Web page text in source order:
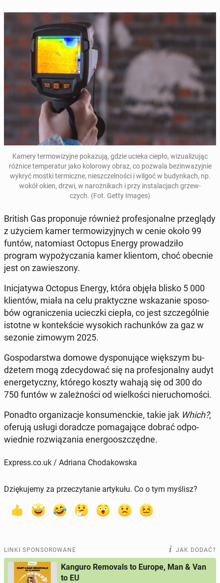
Kamery ter­mo­wi­zyj­ne po­ka­zu­ją, gdzie ucieka ciepło, wi­zu­ali­zu­jąc
różnice tem­pe­ra­tur jako ko­lo­ro­wy obraz, co pozwala bez­in­wa­zyj­nie
wykryć mostki ter­micz­ne, nie­szczel­no­ści i wilgoć w bu­dyn­kach, np.
wokół okien, drzwi, w na­roż­ni­kach i przy in­sta­la­cjach grzew­
czych. (Fot. Getty Images)
British Gas pro­po­nu­je również pro­fe­sjo­nal­ne prze­glą­dy
z użyciem kamer ter­mo­wi­zyj­nych w cenie około 99
funtów, na­to­miast Octopus Energy pro­wa­dzi­ło
program wy­po­ży­cza­nia kamer klien­tom, choć obecnie
jest on za­wie­szo­ny.
Ini­cja­ty­wa Octopus Energy, która objęła blisko 5 000
klien­tów, miała na celu prak­tycz­ne wska­za­nie spo­so­
bów ogra­ni­cze­nia uciecz­ki ciepła, co jest szcze­gól­nie
istotne w kon­tek­ście wy­so­kich ra­chun­ków za gaz w
sezonie zimowym 2025.
Go­spo­dar­stwa domowe dys­po­nu­ją­ce więk­szym bu­
dże­tem mogą zde­cy­do­wać się na pro­fe­sjo­nal­ny audyt
ener­ge­tycz­ny, którego koszty wahają się od 300 do
750 funtów w za­leż­no­ści od wiel­ko­ści nie­ru­cho­mo­ści.
Ponadto or­ga­ni­za­cje kon­su­menc­kie, takie jak Which?,
oferują usługi do­rad­cze po­ma­ga­ją­ce dobrać od­po­
wied­nie roz­wią­za­nia ener­go­osz­częd­ne.
Express.co.uk / Adriana Chodakowska
Dziękujemy za przeczytanie artykułu. Co o tym myślisz?
LINKI SPONSOROWANE JAK DODAĆ?
Kanguro Removals to Europe, Man & Van
to EU